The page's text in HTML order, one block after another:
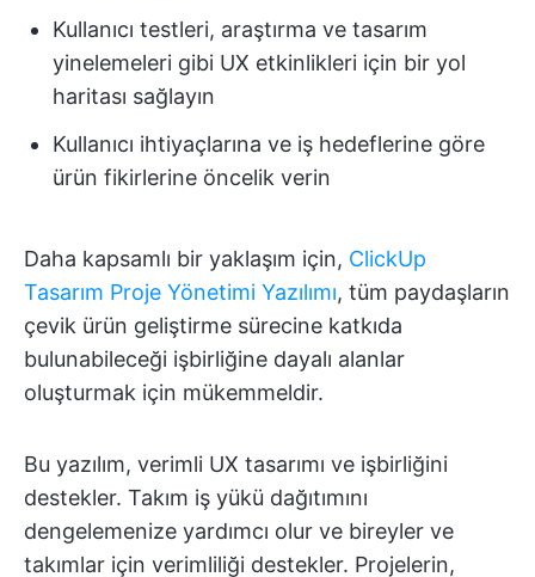
Kullanıcı testleri, araştırma ve tasarım
yinelemeleri gibi UX etkinlikleri için bir yol
haritası sağlayın
Kullanıcı ihtiyaçlarına ve iş hedeflerine göre
ürün fikirlerine öncelik verin
Daha kapsamlı bir yaklaşım için, ClickUp
Tasarım Proje Yönetimi Yazılımı, tüm paydaşların
çevik ürün geliştirme sürecine katkıda
bulunabileceği işbirliğine dayalı alanlar
oluşturmak için mükemmeldir.
Bu yazılım, verimli UX tasarımı ve işbirliğini
destekler. Takım iş yükü dağıtımını
dengelemenize yardımcı olur ve bireyler ve
takımlar için verimliliği destekler. Projelerin,